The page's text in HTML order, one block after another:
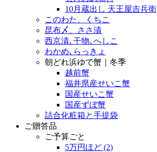
10月蔵出し 天王屋吉兵衛
このわた、くちこ
昆布〆、ささ漬
西京漬､干物､へしこ
わかめ､らっきょ
朝どれ浜ゆで蟹｜冬季
越前蟹
福井県産せいこ蟹
国産せいこ蟹
国産ずぼ蟹
詰合化粧箱と手提袋
ご贈答品
ご予算ごと
5万円ほど (2)